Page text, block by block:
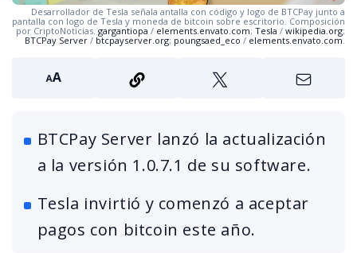
Desarrollador de Tesla señala antalla con código y logo de BTCPay junto a
pantalla con logo de Tesla y moneda de bitcoin sobre escritorio. Composición
por CriptoNoticias. gargantiopa / elements.envato.com; Tesla / wikipedia.org;
BTCPay Server / btcpayserver.org; poungsaed_eco / elements.envato.com
BTCPay Server lanzó la actualización
a la versión 1.0.7.1 de su software.
Tesla invirtió y comenzó a aceptar
pagos con bitcoin este año.